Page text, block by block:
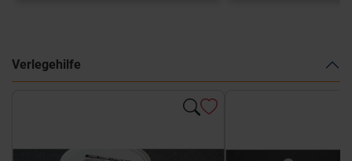
Verlegehilfe